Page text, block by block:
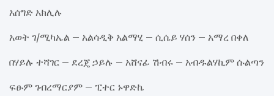
አሰግድ አክሊሉ
አወት ገ/ሚካኤል – አልሳዲቅ አልማሂ – ሲሴይ ሃሰን – አማረ በቀለ
በሃይሉ ተሻገር – ደረጄ ኃይሉ – አሸናፊ ሽብሩ – አብዱልሃኪም ሱልጣን
ፍፁም ገብረማርያም – ፒተር ኑዋድኬ